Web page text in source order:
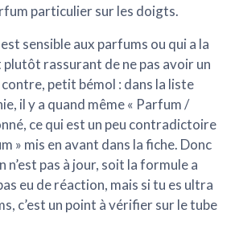
particulier sur les doigts.
sensible aux parfums ou qui a la
plutôt rassurant de ne pas avoir un
petit bémol : dans la liste
il y a quand même « Parfum /
ce qui est un peu contradictoire
» mis en avant dans la fiche. Donc
n’est pas à jour, soit la formule a
eu de réaction, mais si tu es ultra
c’est un point à vérifier sur le tube